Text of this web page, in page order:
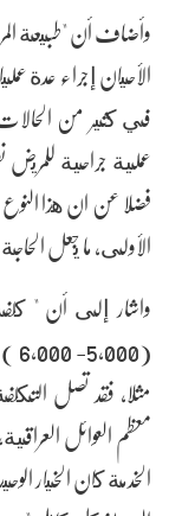
وأضاف أن "طبيعة
الأحيان إجراء عدة
عملية جراحية للمريض
فضلا عن ان هذا
الأولى، ما يجعل
واشار إلى أن " كلفة
معظم العوائل
الخدمة كان الخيار